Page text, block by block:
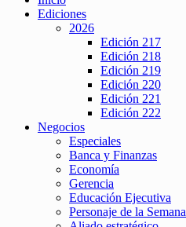
Ediciones
2026
Edición 217
Edición 218
Edición 219
Edición 220
Edición 221
Edición 222
Negocios
Especiales
Banca y Finanzas
Economía
Gerencia
Educación Ejecutiva
Personaje de la Semana